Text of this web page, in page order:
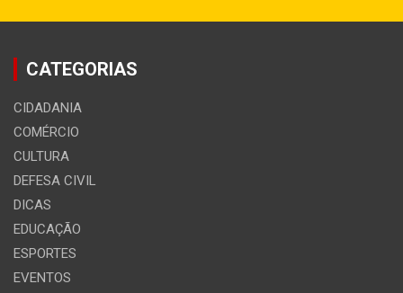
CATEGORIAS
CIDADANIA
COMÉRCIO
CULTURA
DEFESA CIVIL
DICAS
EDUCAÇÃO
ESPORTES
EVENTOS